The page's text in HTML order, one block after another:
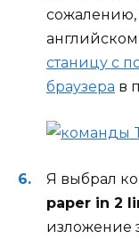
сожалению,
станицу с
браузера в
Я выбрал
paper in 2
изложение